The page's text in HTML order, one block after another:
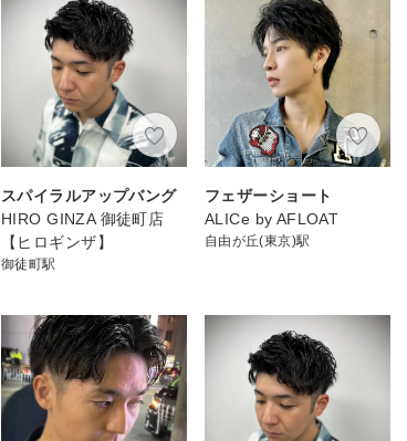
スパイラルアップバング
HIRO GINZA 御徒町店
【ヒロギンザ】
御徒町駅
フェザーショート
ALICe by AFLOAT
自由が丘(東京)駅